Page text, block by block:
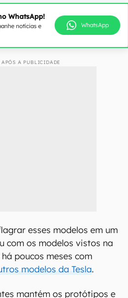
WhatsApp!
notícias e
WhatsApp
A PUBLICIDADE
esses modelos em um
com os modelos vistos na
poucos meses com
modelos da Tesla.
mantém os protótipos e